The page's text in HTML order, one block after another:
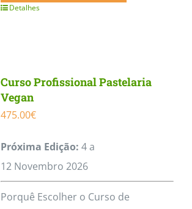
Detalhes
Curso Profissional Pastelaria
Vegan
475.00€
Próxima Edição: 4 a
12 Novembro 2026
Porquê Escolher o Curso de